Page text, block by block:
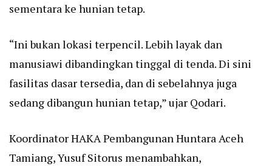
sementara ke hunian tetap.
“Ini bukan lokasi terpencil. Lebih layak dan
manusiawi dibandingkan tinggal di tenda. Di sini
fasilitas dasar tersedia, dan di sebelahnya juga
sedang dibangun hunian tetap,” ujar Qodari.
Koordinator HAKA Pembangunan Huntara Aceh
Tamiang, Yusuf Sitorus menambahkan,